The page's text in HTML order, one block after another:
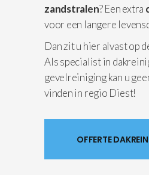
zandstralen? Een extra
voor een langere
Dan zit u hier alvast op
Als specialist in
gevelreiniging kan u
vinden in regio Diest!
OFFERTE